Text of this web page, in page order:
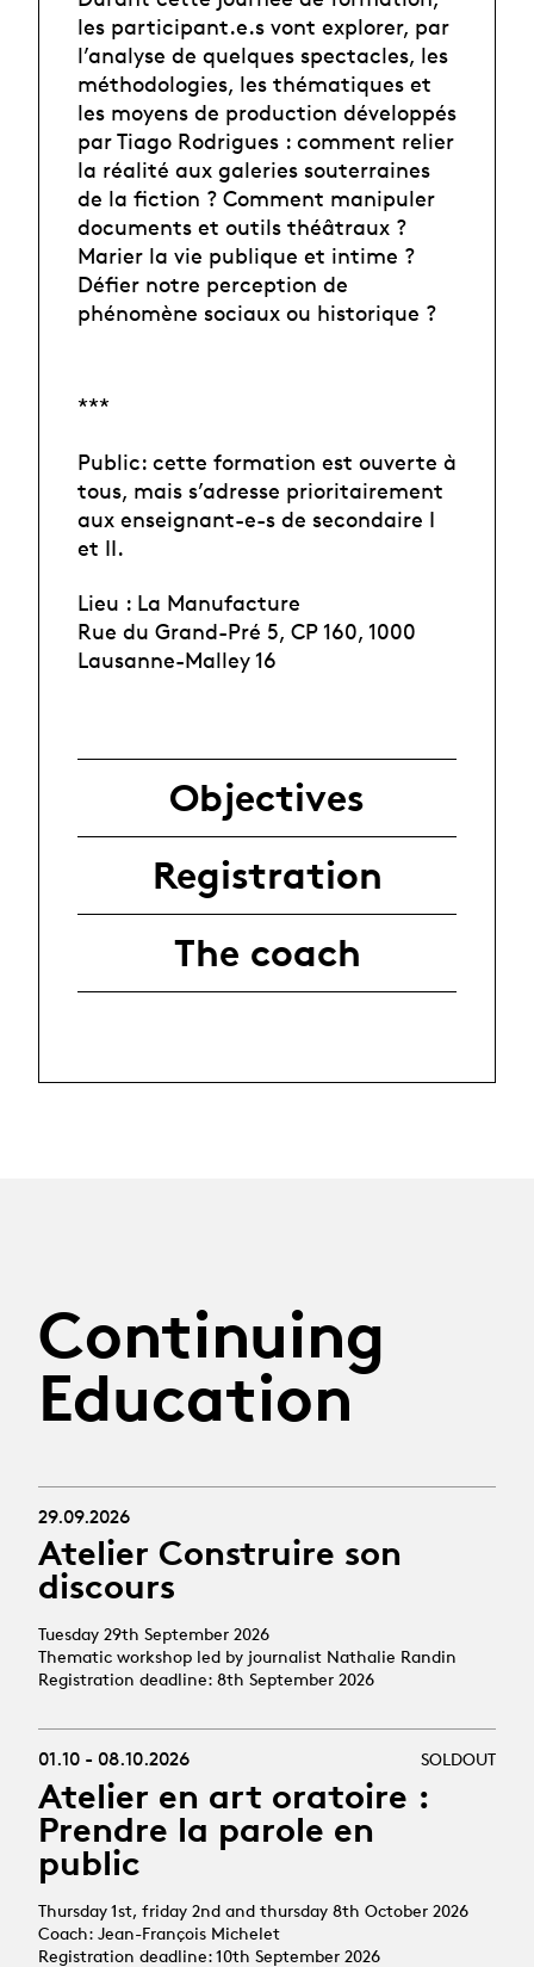
les participant.e.s vont explorer, par
l’analyse de quelques spectacles, les
méthodologies, les thématiques et
les moyens de production développés
par Tiago Rodrigues : comment relier
la réalité aux galeries souterraines
de la fiction ? Comment manipuler
documents et outils théâtraux ?
Marier la vie publique et intime ?
Défier notre perception de
phénomène sociaux ou historique ?
***
Public: cette formation est ouverte à
tous, mais s’adresse prioritairement
aux enseignant-e-s de secondaire I
et II.
Lieu : La Manufacture
Rue du Grand-Pré 5, CP 160, 1000
Lausanne-Malley 16
Objectives
Registration
The coach
Continuing
Education
29.09.2026
Atelier Construire son
discours
Tuesday 29th September 2026
Thematic workshop led by journalist Nathalie Randin
Registration deadline: 8th September 2026
SOLDOUT
01.10 - 08.10.2026
Atelier en art oratoire :
Prendre la parole en
public
Thursday 1st, friday 2nd and thursday 8th October 2026
Coach: Jean-François Michelet
Registration deadline: 10th September 2026